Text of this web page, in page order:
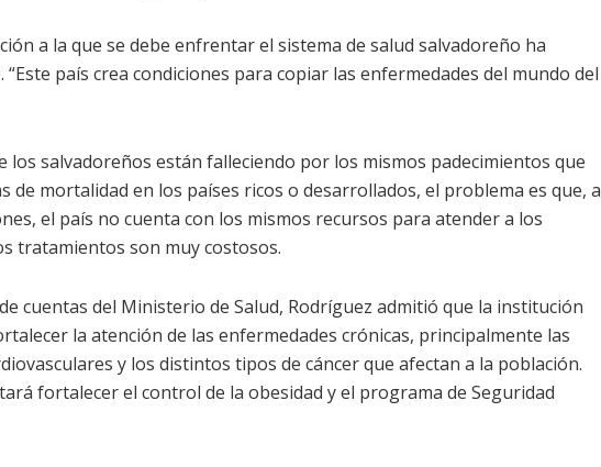
a la que se debe enfrentar el sistema de salud salvadoreño ha
país crea condiciones para copiar las enfermedades del mundo del
los salvadoreños están falleciendo por los mismos padecimientos que
de mortalidad en los países ricos o desarrollados, el problema es que, a
el país no cuenta con los mismos recursos para atender a los
tratamientos son muy costosos.
cuentas del Ministerio de Salud, Rodríguez admitió que la institución
la atención de las enfermedades crónicas, principalmente las
y los distintos tipos de cáncer que afectan a la población.
fortalecer el control de la obesidad y el programa de Seguridad